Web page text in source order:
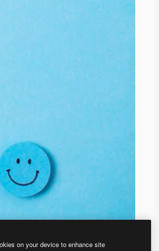
on your device to enhance site